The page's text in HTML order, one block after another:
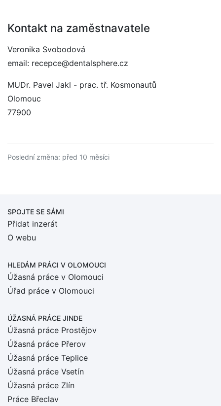
Kontakt na zaměstnavatele
Veronika Svobodová
email: recepce@dentalsphere.cz
MUDr. Pavel Jakl - prac. tř. Kosmonautů
Olomouc
77900
Poslední změna: před 10 měsíci
SPOJTE SE SÁMI
Přidat inzerát
O webu
HLEDÁM PRÁCI V OLOMOUCI
Úžasná práce v Olomouci
Úřad práce v Olomouci
ÚŽASNÁ PRÁCE JINDE
Úžasná práce Prostějov
Úžasná práce Přerov
Úžasná práce Teplice
Úžasná práce Vsetín
Úžasná práce Zlín
Práce Břeclav